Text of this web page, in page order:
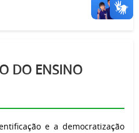
DO ENSINO
e a democratização